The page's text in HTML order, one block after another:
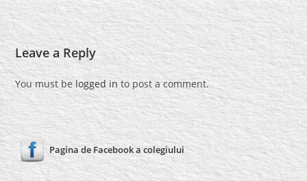
Leave a Reply
You must be logged in to post a comment.
Pagina de Facebook a colegiului